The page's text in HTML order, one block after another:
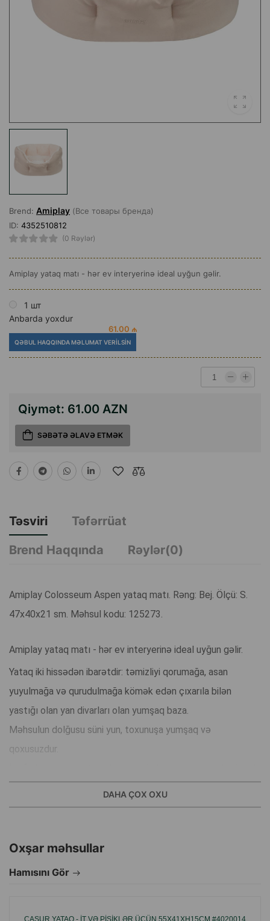
Brend: Amiplay (Все товары бренда)
ID: 4352510812
(0 Rəylər)
Amiplay yataq matı - hər ev interyerinə ideal uyğun gəlir.
1 шт
Anbarda yoxdur
61.00 ₼
QƏBUL HAQQINDA MƏLUMAT VERILSIN
Qiymət: 61.00 AZN
SƏBƏTƏ ƏLAVƏ ETMƏK
Təsviri
Təfərrüat
Brend Haqqında
Rəylər(0)
Amiplay Colosseum Aspen yataq matı. Rəng: Bej. Ölçü: S.
47x40x21 sm. Məhsul kodu: 125273.
Amiplay yataq matı - hər ev interyerinə ideal uyğun gəlir.
Yataq iki hissədən ibarətdir: təmizliyi qorumağa, asan
yuyulmağa və qurudulmağa kömək edən çıxarıla bilən
yastığı olan yan divarları olan yumşaq baza.
Məhsulun dolğusu süni yun, toxunuşa yumşaq və
qoxusuzdur.
İstənilən interyerə uyğunlaşacaq stil sahibi dizayn.
Poliester liflə doldurulmuşdur.
Qulluqda rahat - 30⁰C-də maşında yuyula bilər.
DAHA ÇOX OXU
Oxşar məhsullar
Hamısını Gör
CASUR YATAQ - IT VƏ PIŞIKLƏR ÜÇÜN 55X41XH15СМ #4020014